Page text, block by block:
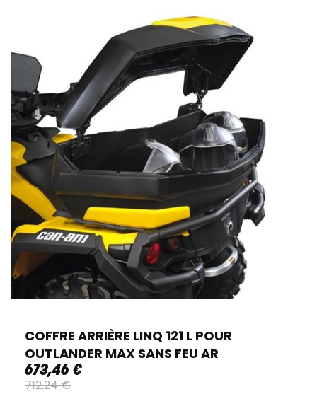
COFFRE ARRIÈRE LINQ 121 L POUR
OUTLANDER MAX SANS FEU AR
673,46 €
712,24€